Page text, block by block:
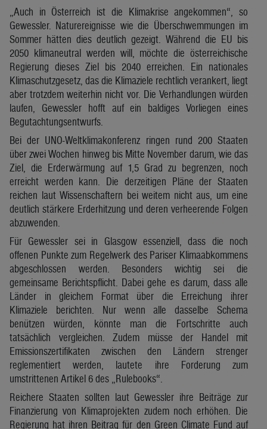
„Auch in Österreich ist die Klimakrise angekommen“, so
Gewessler. Naturereignisse wie die Überschwemmungen im
Sommer hätten dies deutlich gezeigt. Während die EU bis
2050 klimaneutral werden will, möchte die österreichische
Regierung dieses Ziel bis 2040 erreichen. Ein nationales
Klimaschutzgesetz, das die Klimaziele rechtlich verankert, liegt
aber trotzdem weiterhin nicht vor. Die Verhandlungen würden
laufen, Gewessler hofft auf ein baldiges Vorliegen eines
Begutachtungsentwurfs.
Bei der UNO-Weltklimakonferenz ringen rund 200 Staaten
über zwei Wochen hinweg bis Mitte November darum, wie das
Ziel, die Erderwärmung auf 1,5 Grad zu begrenzen, noch
erreicht werden kann. Die derzeitigen Pläne der Staaten
reichen laut Wissenschaftern bei weitem nicht aus, um eine
deutlich stärkere Erderhitzung und deren verheerende Folgen
abzuwenden.
Für Gewessler sei in Glasgow essenziell, dass die noch
offenen Punkte zum Regelwerk des Pariser Klimaabkommens
abgeschlossen werden. Besonders wichtig sei die
gemeinsame Berichtspflicht. Dabei gehe es darum, dass alle
Länder in gleichem Format über die Erreichung ihrer
Klimaziele berichten. Nur wenn alle dasselbe Schema
benützen würden, könnte man die Fortschritte auch
tatsächlich vergleichen. Zudem müsse der Handel mit
Emissionszertifikaten zwischen den Ländern strenger
reglementiert werden, lautete ihre Forderung zum
umstrittenen Artikel 6 des „Rulebooks“.
Reichere Staaten sollten laut Gewessler ihre Beiträge zur
Finanzierung von Klimaprojekten zudem noch erhöhen. Die
Regierung hat ihren Beitrag für den Green Climate Fund auf